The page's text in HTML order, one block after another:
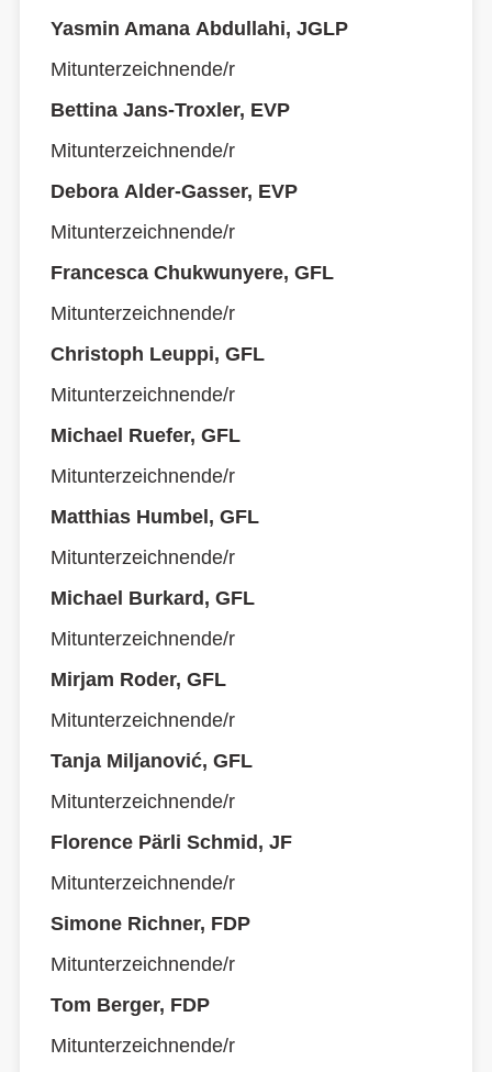
Yasmin Amana Abdullahi, JGLP
Mitunterzeichnende/r
Bettina Jans-Troxler, EVP
Mitunterzeichnende/r
Debora Alder-Gasser, EVP
Mitunterzeichnende/r
Francesca Chukwunyere, GFL
Mitunterzeichnende/r
Christoph Leuppi, GFL
Mitunterzeichnende/r
Michael Ruefer, GFL
Mitunterzeichnende/r
Matthias Humbel, GFL
Mitunterzeichnende/r
Michael Burkard, GFL
Mitunterzeichnende/r
Mirjam Roder, GFL
Mitunterzeichnende/r
Tanja Miljanović, GFL
Mitunterzeichnende/r
Florence Pärli Schmid, JF
Mitunterzeichnende/r
Simone Richner, FDP
Mitunterzeichnende/r
Tom Berger, FDP
Mitunterzeichnende/r